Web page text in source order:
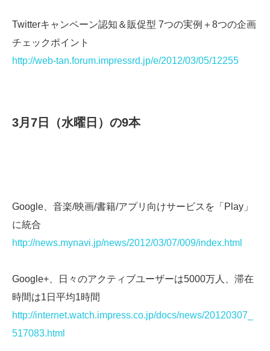
Twitterキャンペーン認知＆販促型 7つの実例＋8つの企画
チェックポイント
http://web-tan.forum.impressrd.jp/e/2012/03/05/12255
3月7日（水曜日）の9本
Google、音楽/映画/書籍/アプリ向けサービスを「Play」
に統合
http://news.mynavi.jp/news/2012/03/07/009/index.html
Google+、日々のアクティブユーザーは5000万人、滞在
時間は1日平均1時間
http://internet.watch.impress.co.jp/docs/news/20120307_
517083.html